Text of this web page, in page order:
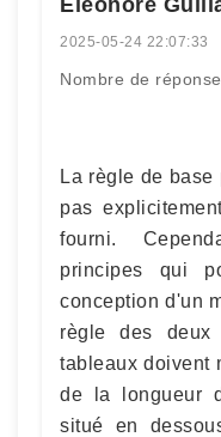
2025-05-24 22:07:33
Nombre de
La règle de
pas
fourni.
principes qui
conception d'un
règle des
tableaux doivent
de la longueur
situé en